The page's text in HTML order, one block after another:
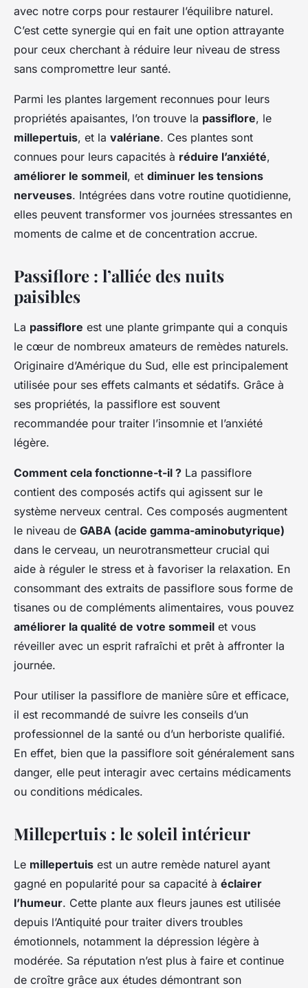
avec notre corps pour restaurer l’équilibre naturel.
C’est cette synergie qui en fait une option attrayante
pour ceux cherchant à réduire leur niveau de stress
sans compromettre leur santé.
Parmi les plantes largement reconnues pour leurs
propriétés apaisantes, l’on trouve la passiflore, le
millepertuis, et la valériane. Ces plantes sont
connues pour leurs capacités à réduire l’anxiété,
améliorer le sommeil, et diminuer les tensions
nerveuses. Intégrées dans votre routine quotidienne,
elles peuvent transformer vos journées stressantes en
moments de calme et de concentration accrue.
Passiflore : l’alliée des nuits
paisibles
La passiflore est une plante grimpante qui a conquis
le cœur de nombreux amateurs de remèdes naturels.
Originaire d’Amérique du Sud, elle est principalement
utilisée pour ses effets calmants et sédatifs. Grâce à
ses propriétés, la passiflore est souvent
recommandée pour traiter l’insomnie et l’anxiété
légère.
Comment cela fonctionne-t-il ? La passiflore
contient des composés actifs qui agissent sur le
système nerveux central. Ces composés augmentent
le niveau de GABA (acide gamma-aminobutyrique)
dans le cerveau, un neurotransmetteur crucial qui
aide à réguler le stress et à favoriser la relaxation. En
consommant des extraits de passiflore sous forme de
tisanes ou de compléments alimentaires, vous pouvez
améliorer la qualité de votre sommeil et vous
réveiller avec un esprit rafraîchi et prêt à affronter la
journée.
Pour utiliser la passiflore de manière sûre et efficace,
il est recommandé de suivre les conseils d’un
professionnel de la santé ou d’un herboriste qualifié.
En effet, bien que la passiflore soit généralement sans
danger, elle peut interagir avec certains médicaments
ou conditions médicales.
Millepertuis : le soleil intérieur
Le millepertuis est un autre remède naturel ayant
gagné en popularité pour sa capacité à éclairer
l’humeur. Cette plante aux fleurs jaunes est utilisée
depuis l’Antiquité pour traiter divers troubles
émotionnels, notamment la dépression légère à
modérée. Sa réputation n’est plus à faire et continue
de croître grâce aux études démontrant son